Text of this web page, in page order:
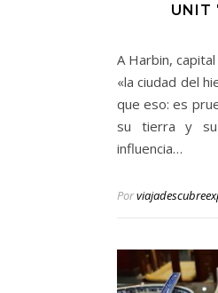
UNIT
A Harbin,
«la ciudad del
que eso: es
su tierra y su
influencia…
Por